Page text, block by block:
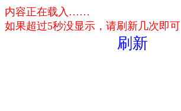
内容正在载入……
如果超过5秒没显示，请刷新几次即可
刷新